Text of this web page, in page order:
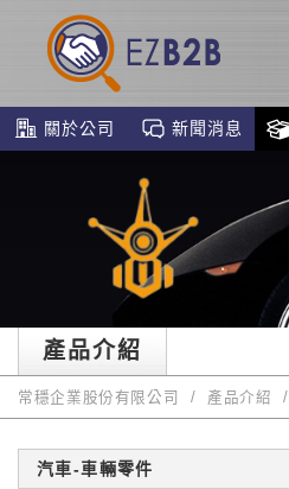
關於公司 新聞消息
產品介紹
常穩企業股份有限公司 產品介紹
汽車-車輛零件